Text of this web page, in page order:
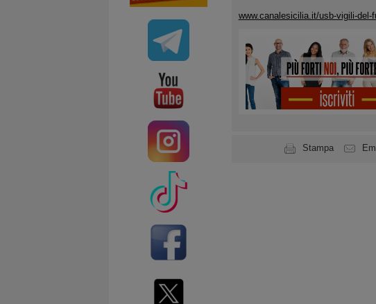
www.canalesicilia.it/usb-vigili-
Stampa